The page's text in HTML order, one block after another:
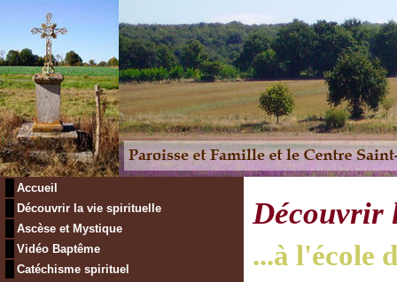
Accueil
Découvrir la vie spirituelle
Ascèse et Mystique
Vidéo Baptême
Catéchisme spirituel
Découvrir
...à l'école